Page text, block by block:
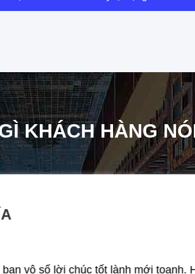
KHÁCH HÀNG
vô số lời chúc tốt lành mới toanh.